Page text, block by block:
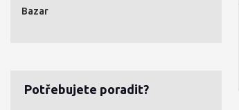
Bazar
Potřebujete poradit?